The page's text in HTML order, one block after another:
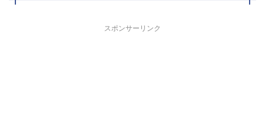
スポンサーリンク